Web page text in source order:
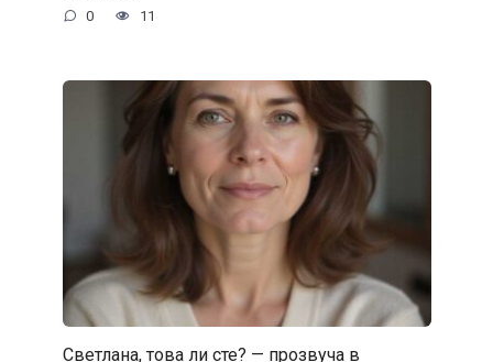
0 11
Светлана, това ли сте? — прозвуча в